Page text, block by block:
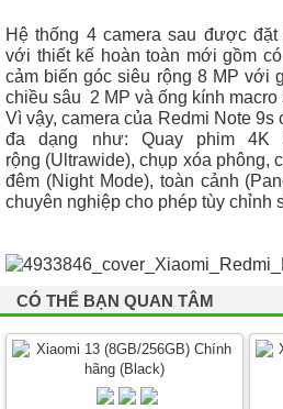
Hệ thống 4 camera sau được đặt
với thiết kế hoàn toàn mới gồm
cảm biến góc siêu rộng 8 MP với
chiều sâu 2 MP và ống kính macro
Vì vậy, camera của Redmi Note 9s
đa dạng như: Quay phim 4K
rộng (Ultrawide), chụp xóa phông,
đêm (Night Mode), toàn cảnh
chuyên nghiệp cho phép tùy chỉnh
CÓ THỂ BẠN QUAN TÂM